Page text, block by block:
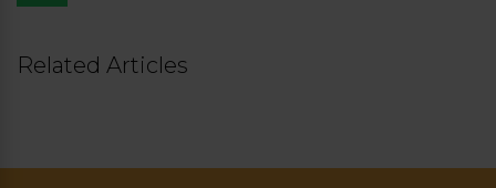
Related Articles